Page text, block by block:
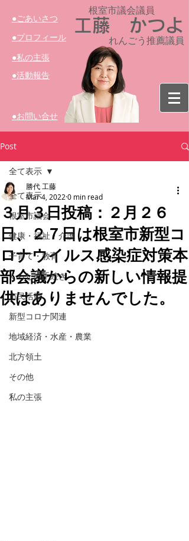
​●ごあいさつ
​●プロフィール
​●活動報告
​●私の主張
​●お問い合せ
工藤 かつよ
根室市議会議員​
れんごう推薦議員
Post
全て表示
根室市議会
健康・福祉・介護
子育て・教育
くらしの手続き
市民活動
新型コロナ関連
地域経済・水産・農業
北方領土
その他
私の主張
全て表示
３月３日投稿：２月２６
日、２７日は根室市新型コ
ロナウイルス感染症対策本
部会議からの新しい情報提
供はありませんでした。
勝代 工藤
Mar 4, 2022 0 min read